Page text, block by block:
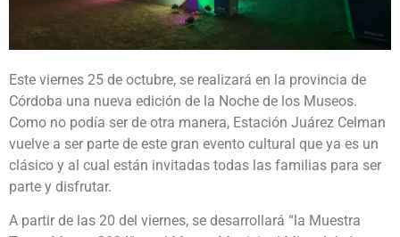
Este viernes 25 de octubre, se realizará en la provincia de
Córdoba una nueva edición de la Noche de los Museos.
Como no podía ser de otra manera, Estación Juárez Celman
vuelve a ser parte de este gran evento cultural que ya es un
clásico y al cual están invitadas todas las familias para ser
parte y disfrutar.
A partir de las 20 del viernes, se desarrollará “la Muestra